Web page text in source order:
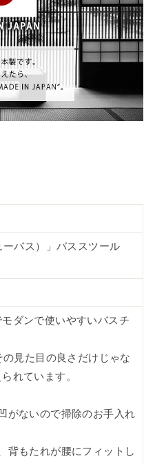
バス）」バススツール
ダンで使いやすいバスチ
見た目の良さだけじゃな
れています。
がないので掃除のお手入れ
背もたれが腰にフィットし